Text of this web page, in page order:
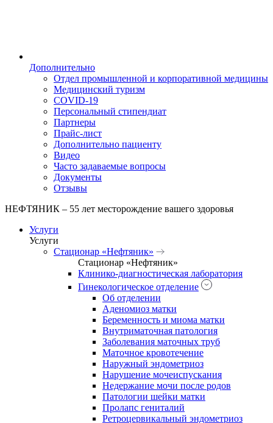
Дополнительно
Отдел промышленной и корпоративной медицины
Медицинский туризм
COVID-19
Персональный стипендиат
Партнеры
Прайс-лист
Дополнительно пациенту
Видео
Часто задаваемые вопросы
Документы
Отзывы
НЕФТЯНИК – 55 лет месторождение вашего здоровья
Услуги
Услуги
Стационар «Нефтяник»
Стационар «Нефтяник»
Клинико-диагностическая лаборатория
Гинекологическое отделение
Об отделении
Аденомиоз матки
Беременность и миома матки
Внутриматочная патология
Заболевания маточных труб
Маточное кровотечение
Наружный эндометриоз
Нарушение мочеиспускания
Недержание мочи после родов
Патологии шейки матки
Пролапс гениталий
Ретроцервикальный эндометриоз